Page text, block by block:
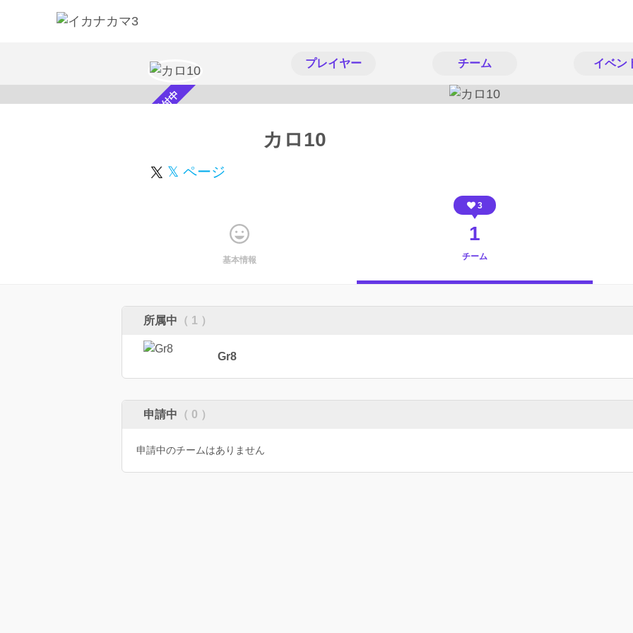
プレイヤー チーム イベン
スカウト受付中 カロ10
𝕏 ページ
基本情報
3
1
チーム
所属中 （ 1 ）
Gr8
申請中 （ 0 ）
申請中のチームはありません